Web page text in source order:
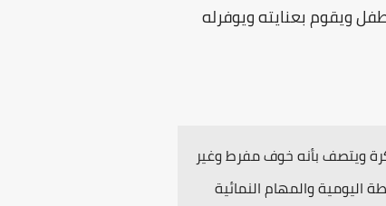
ويقوم بعنايته ويوفرله
ويتصف بأنه خوف مفرط وغير
والمهام النمائية